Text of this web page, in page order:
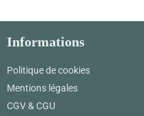
Informations
Politique de cookies
Mentions légales
CGV & CGU